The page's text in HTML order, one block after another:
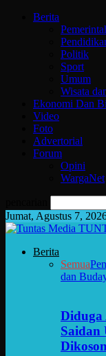
Berita
Politik
Sport
Umum
Wisata
Ekonomi Dan
Video
Foto
Advertorial
Forum
Opini
WargaNet
Jumat, Agustus 7,
Berita
Semua
dan
Diduga
Saidan